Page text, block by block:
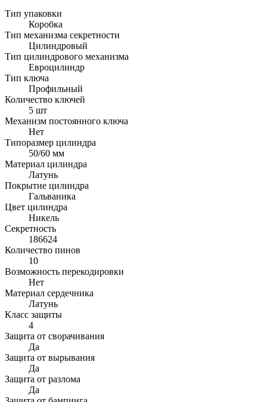
Тип упаковки
Коробка
Тип механизма секретности
Цилиндровый
Тип цилиндрового механизма
Евроцилиндр
Тип ключа
Профильный
Количество ключей
5 шт
Механизм постоянного ключа
Нет
Типоразмер цилиндра
50/60 мм
Материал цилиндра
Латунь
Покрытие цилиндра
Гальваника
Цвет цилиндра
Никель
Секретность
186624
Количество пинов
10
Возможность перекодировки
Нет
Материал сердечника
Латунь
Класс защиты
4
Защита от сворачивания
Да
Защита от вырывания
Да
Защита от разлома
Да